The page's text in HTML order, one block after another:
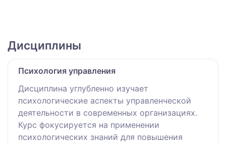
Дисциплины
Психология управления
Дисциплина углубленно изучает
психологические аспекты управленческой
деятельности в современных организациях.
Курс фокусируется на применении
психологических знаний для повышения